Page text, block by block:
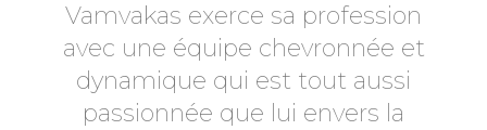
Vamvakas exerce sa profession
avec une équipe chevronnée et
dynamique qui est tout aussi
passionnée que lui envers la